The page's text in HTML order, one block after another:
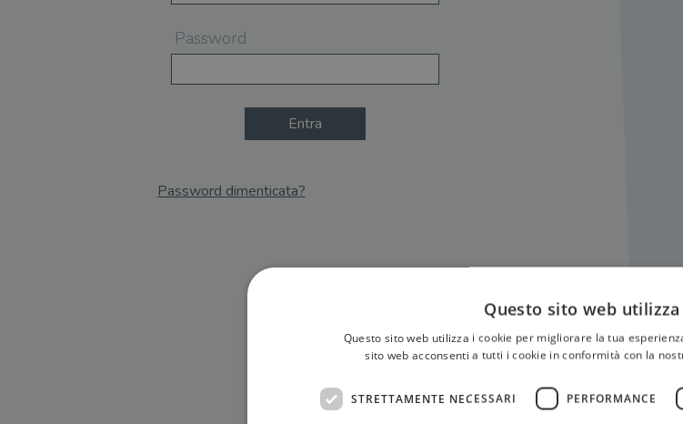
Password
Entra
Password dimenticata?
Questo sito web
Questo sito web utilizza i cookie per migliorare la tua
sito web acconsenti a tutti i cookie in conformità con la
STRETTAMENTE NECESSARI PERFORMANCE